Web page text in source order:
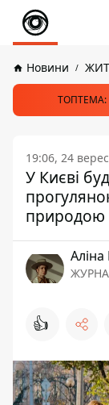
Новини
ТОПТЕМА:
19:06, 24
У Києві
природою
👍